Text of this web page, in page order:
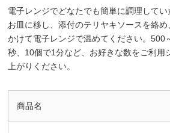
電子レンジでどなたでも簡単に調理して
お皿に移し、添付のテリヤキソースを絡
かけて電子レンジで温めてください。500
秒、10個で1分など、お好きな数をご利用
上がりください。
商品名